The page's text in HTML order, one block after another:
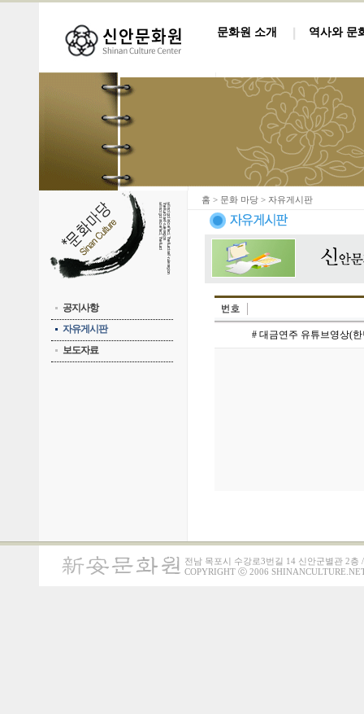
문화원 소개 역사와 문
공지사항
자유게시판
보도자료
홈 > 문화 마당 > 자유게시판
# 대금연주 유튜브영상(
전남 목포시 수강로3번길 14 신안군별관 2
COPYRIGHTⓒ 2006